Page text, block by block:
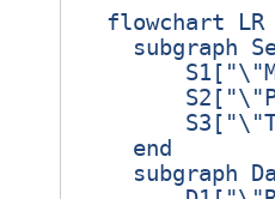
  flowchart LR
subgraph
    end
subgraph